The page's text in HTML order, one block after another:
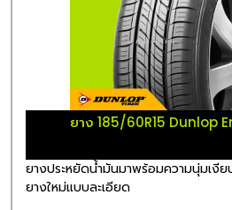
ยาง 185/60R15 Dunlop
ยางประหยัดน้ำมันมาพร้อมความนุ่มเงี
ยางใหม่แบบละเอียด